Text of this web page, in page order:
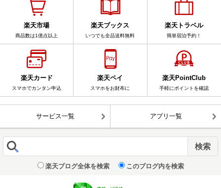
楽天市場
商品数は1億点以上
楽天ブックス
いつでも全品送料無料
楽天トラベル
簡単宿泊予約！
楽天カード
スマホでカンタン申込
楽天ペイ
スマホをお財布に
楽天PointClub
手軽にポイントを確認
サービス一覧 アプリ一覧
楽天ブログ全体を検索 このブログ内を検索